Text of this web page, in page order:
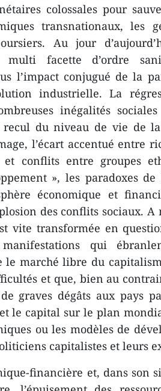
colossales pour
transnationaux, les
Au jour
multi facette d’ordre
l’impact conjugué de la
industrielle. La
inégalités
recul du niveau de vie de
l’écart accentué entre
et conflits entre groupes
», les paradoxes
économique et
des conflits sociaux.
vite transformée en
qui
le marché libre du
et que, bien au
graves dégâts aux pays
le capital sur le plan
ou les modèles de
capitalistes et leurs
financière et, dans son